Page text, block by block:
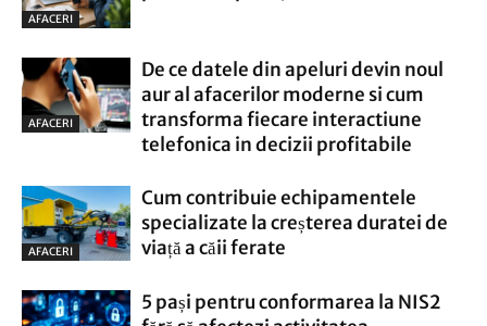
AFACERI
AFACERI
De ce datele din apeluri devin noul
aur al afacerilor moderne si cum
transforma fiecare interactiune
telefonica in decizii profitabile
AFACERI
Cum contribuie echipamentele
specializate la creșterea duratei de
viață a căii ferate
5 pași pentru conformarea la NIS2